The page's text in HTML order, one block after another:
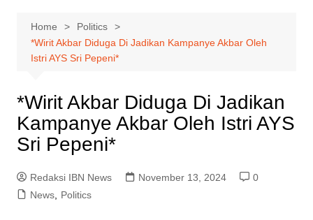
Home
Politics
*Wirit Akbar Diduga Di Jadikan Kampanye Akbar Oleh
Istri AYS Sri Pepeni*
*Wirit Akbar Diduga Di Jadikan
Kampanye Akbar Oleh Istri AYS
Sri Pepeni*
Redaksi IBN News November 13, 2024
0
News, Politics